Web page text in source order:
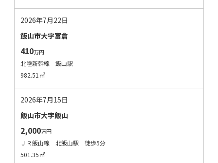
2026年7月22日
飯山市大字富倉
410万円
北陸新幹線 飯山駅
982.51㎡
2026年7月15日
飯山市大字飯山
2,000万円
ＪＲ飯山線 北飯山駅 徒歩5分
501.35㎡